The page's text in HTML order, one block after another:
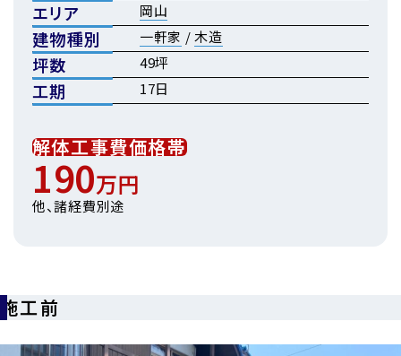
エリア 岡山
建物種別 一軒家 /木造
坪数 49坪
工期 17日
解体工事費価格帯
190万円
他、諸経費別途
施工前